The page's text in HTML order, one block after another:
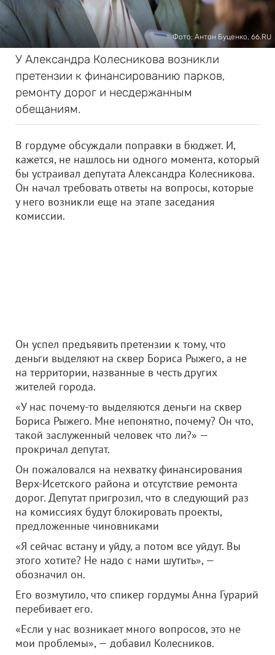
Фото: Антон Буценко, 66.RU
У Александра Колесникова возникли
претензии к финансированию парков,
ремонту дорог и несдержанным
обещаниям.
В гордуме обсуждали поправки в бюджет. И,
кажется, не нашлось ни одного момента, который
бы устраивал депутата Александра Колесникова.
Он начал требовать ответы на вопросы, которые
у него возникли еще на этапе заседания
комиссии.
Он успел предъявить претензии к тому, что
деньги выделяют на сквер Бориса Рыжего, а не
на территории, названные в честь других
жителей города.
«У нас почему-то выделяются деньги на сквер
Бориса Рыжего. Мне непонятно, почему? Он что,
такой заслуженный человек что ли?» —
прокричал депутат.
Он пожаловался на нехватку финансирования
Верх-Исетского района и отсутствие ремонта
дорог. Депутат пригрозил, что в следующий раз
на комиссиях будут блокировать проекты,
предложенные чиновниками
«Я сейчас встану и уйду, а потом все уйдут. Вы
этого хотите? Не надо с нами шутить», —
обозначил он.
Его возмутило, что спикер гордумы Анна Гурарий
перебивает его.
«Если у нас возникает много вопросов, это не
мои проблемы», — добавил Колесников.